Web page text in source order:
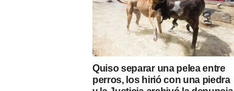
Quiso separar una pelea entre
perros, los hirió con una piedra